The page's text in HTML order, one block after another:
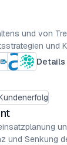
und von
und
Details
und Senkung